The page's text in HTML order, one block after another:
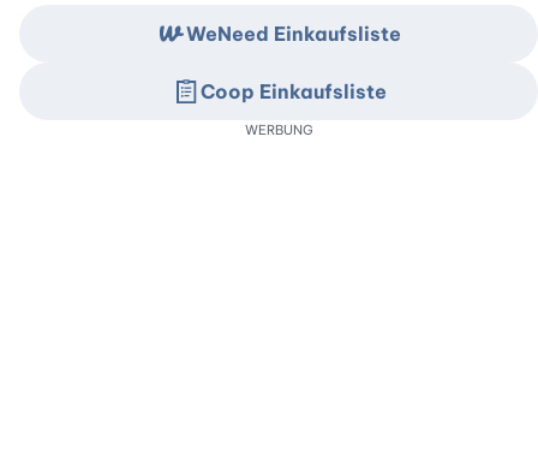
WeNeed Einkaufsliste
Coop Einkaufsliste
WERBUNG